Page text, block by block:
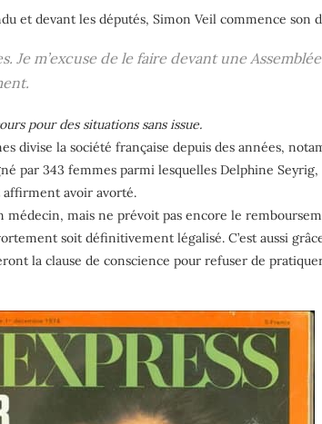
et devant les députés, Simon Veil commence son
m’excuse de le faire devant une
pour des situations sans issue.
divise la société française depuis des années,
par 343 femmes parmi lesquelles Delphine
affirment avoir avorté.
mais ne prévoit pas encore le
soit définitivement légalisé. C’est aussi
la clause de conscience pour refuser de